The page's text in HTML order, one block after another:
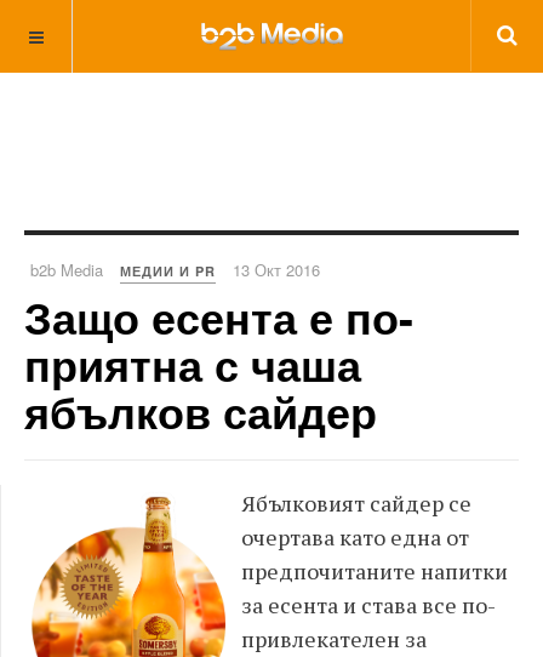
b2b Media МЕДИИ И PR 13 Окт 2016
Защо есента е по-
приятна с чаша
ябълков сайдер
Ябълковият сайдер се
очертава като една от
предпочитаните напитки
за есента и става все по-
привлекателен за